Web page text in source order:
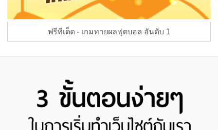
ฟรีทีเด็ด - เกมทายผลฟุตบอล อันดับ 1